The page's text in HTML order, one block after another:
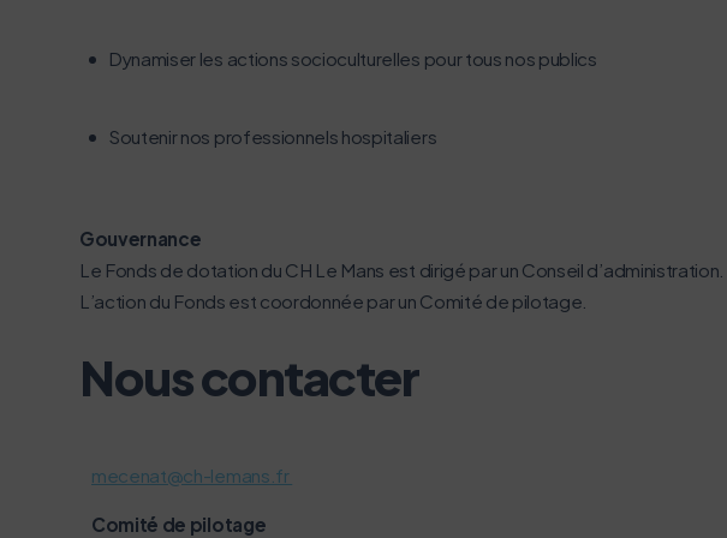
Dynamiser les actions socioculturelles pour tous nos publics
Soutenir nos professionnels hospitaliers
Gouvernance
Le Fonds de dotation du CH Le Mans est dirigé par un Conseil d’administration.
L’action du Fonds est coordonnée par un Comité de pilotage.
Nous contacter
mecenat@ch-lemans.fr
Comité de pilotage